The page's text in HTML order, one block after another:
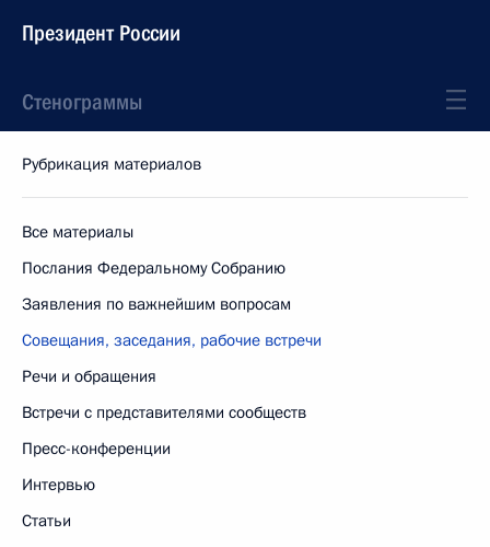
Президент России
Стенограммы
Рубрикация материалов
Все материалы
Послания Федеральному Собранию
Заявления по важнейшим вопросам
Совещания, заседания, рабочие встречи
Речи и обращения
Встречи с представителями сообществ
Пресс-конференции
Интервью
Статьи